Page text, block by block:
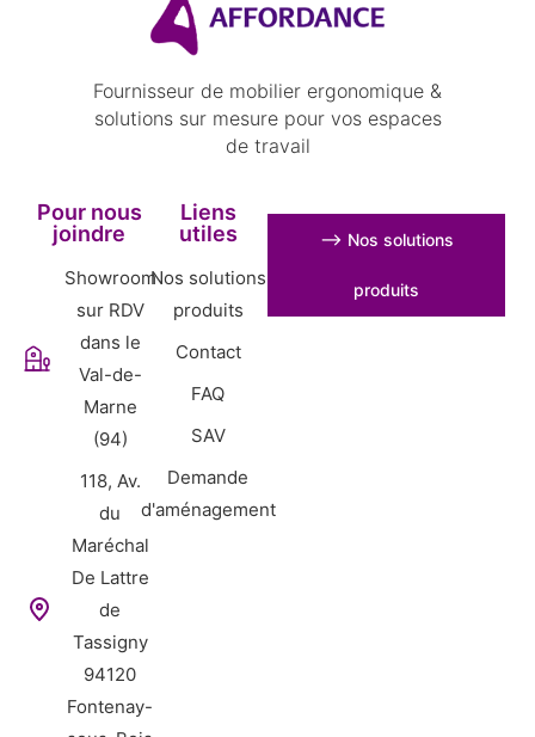
Fournisseur de mobilier ergonomique &
solutions sur mesure pour vos espaces
de travail
Pour nous
joindre
Showroom
sur RDV
dans le
Val-de-
Marne
(94)
118, Av.
du
Maréchal
De Lattre
de
Tassigny
94120
Fontenay-
Liens
utiles
Nos solutions
produits
Contact
FAQ
SAV
Demande
d'aménagement
⟶ Nos solutions
produits